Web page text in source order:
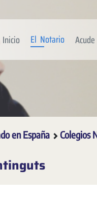
Inicio El Notario
en España Colegios